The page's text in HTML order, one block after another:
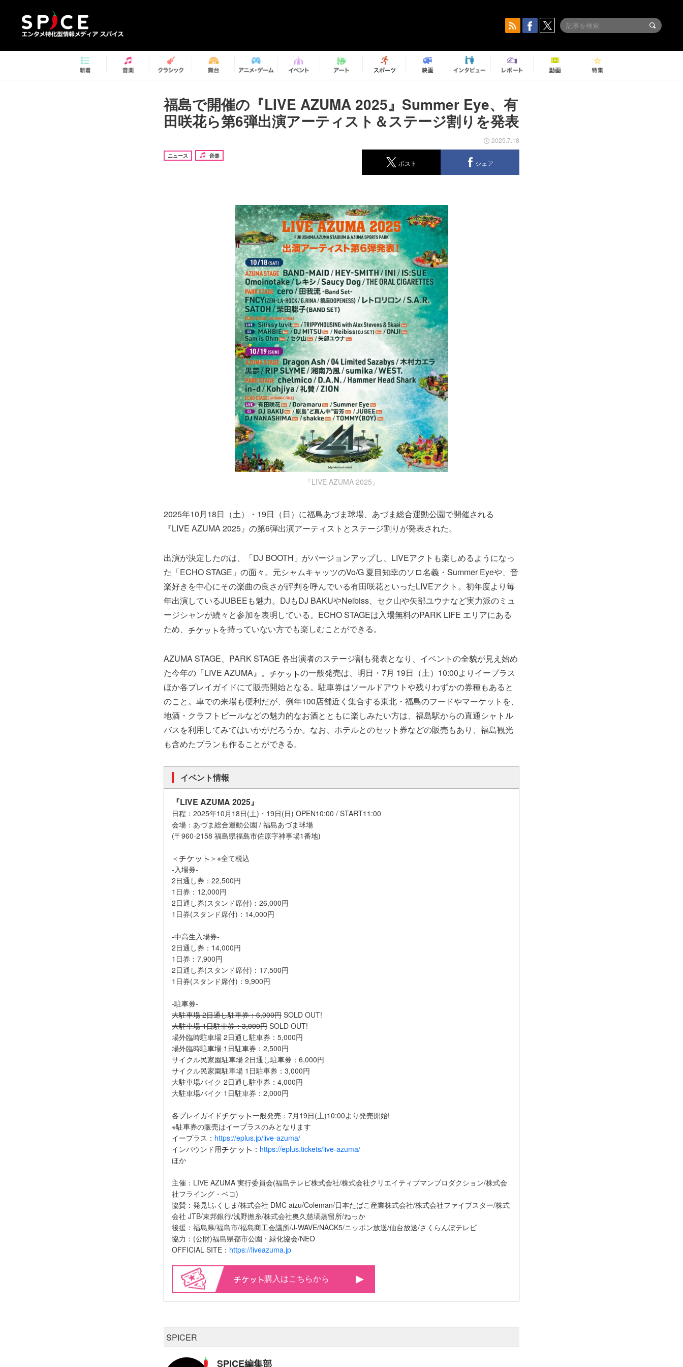
福島で開催の『LIVE AZUMA 2025』Summer Eye、有
田咲花ら第6弾出演アーティスト＆ステージ割りを発表
ニュース 音楽
2025.7.18
ポスト シェア
『LIVE AZUMA 2025』
2025年10月18日（土）・19日（日）に福島あづま球場、あづま総合運動公園で開催される
『LIVE AZUMA 2025』の第6弾出演アーティストとステージ割りが発表された。
出演が決定したのは、「DJ BOOTH」がバージョンアップし、LIVEアクトも楽しめるようになっ
た「ECHO STAGE」の面々。元シャムキャッツのVo/G 夏目知幸のソロ名義・Summer Eyeや、音
楽好きを中心にその楽曲の良さが評判を呼んでいる有田咲花といったLIVEアクト。初年度より毎
年出演しているJUBEEも魅力。DJもDJ BAKUやNeibiss、セク山や矢部ユウナなど実力派のミュ
ージシャンが続々と参加を表明している。ECHO STAGEは入場無料のPARK LIFE エリアにある
ため、
を持っていない方でも楽しむことができる。
AZUMA STAGE、PARK STAGE 各出演者のステージ割も発表となり、イベントの全貌が見え始め
た今年の『LIVE AZUMA』。
の一般発売は、明日・7月 19日（土）10:00よりイープラス
ほか各プレイガイドにて販売開始となる。駐車券はソールドアウトや残りわずかの券種もあると
のこと。車での来場も便利だが、例年100店舗近く集合する東北・福島のフードやマーケットを、
地酒・クラフトビールなどの魅力的なお酒とともに楽しみたい方は、福島駅からの直通シャトル
バスを利用してみてはいかがだろうか。なお、ホテルとのセット券などの販売もあり、福島観光
も含めたプランも作ることができる。
イベント情報
『LIVE AZUMA 2025』
日程：2025年10月18日(土)・19日(日) OPEN10:00 / START11:00
会場：あづま総合運動公園 / 福島あづま球場
(〒960-2158 福島県福島市佐原字神事場1番地)
＜
＞※全て税込
-入場券-
2日通し券：22,500円
1日券：12,000円
2日通し券(スタンド席付)：26,000円
1日券(スタンド席付)：14,000円
-中高生入場券-
2日通し券：14,000円
1日券：7,900円
2日通し券(スタンド席付)：17,500円
1日券(スタンド席付)：9,900円
-駐車券-
大駐車場 2日通し駐車券：6,000円 SOLD OUT!
大駐車場 1日駐車券：3,000円 SOLD OUT!
場外臨時駐車場 2日通し駐車券：5,000円
場外臨時駐車場 1日駐車券：2,500円
サイクル民家園駐車場 2日通し駐車券：6,000円
サイクル民家園駐車場 1日駐車券：3,000円
大駐車場バイク 2日通し駐車券：4,000円
大駐車場バイク 1日駐車券：2,000円
各プレイガイド
一般発売：7月19日(土)10:00より発売開始!
※駐車券の販売はイープラスのみとなります
イープラス： https://eplus.jp/live-azuma/
インバウンド用
： https://eplus.tickets/live-azuma/
ほか
主催：LIVE AZUMA 実行委員会(福島テレビ株式会社/株式会社クリエイティブマンプロダクション/株式会
社フライング・ベコ)
協賛：発見!ふくしま/株式会社 DMC aizu/Coleman/日本たばこ産業株式会社/株式会社ファイブスター/株式
会社 JTB/東邦銀行/浅野撚糸/株式会社奥久慈塙蒸留所/ねっか
後援：福島県/福島市/福島商工会議所/J-WAVE/NACK5/ニッポン放送/仙台放送/さくらんぼテレビ
協力：(公財)福島県都市公園・緑化協会/NEO
OFFICIAL SITE： https://liveazuma.jp
購入はこちらから
SPICER
SPICE編集部